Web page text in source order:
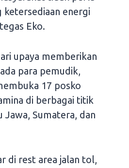
ketersediaan energi
Eko.
upaya memberikan
para pemudik,
17 posko
di berbagai titik
Jawa, Sumatera, dan
di rest area jalan tol,